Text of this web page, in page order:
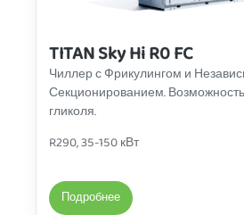
TITAN Sky Hi R0 FC
Чиллер с Фрикулингом и
Секционированием.
гликоля.
R290, 35-150 кВт
Подробнее